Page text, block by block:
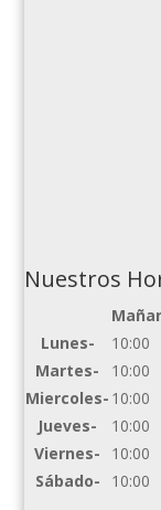
Nuestros
Lunes-
10:00
Martes-
10:00
Miercoles- 10:00
Jueves-
10:00
Viernes-
10:00
Sábado-
10:00